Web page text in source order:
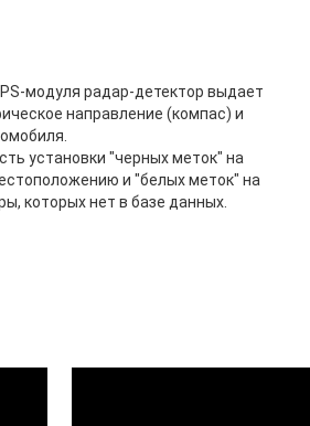
модуля радар-детектор выдает
направление (компас) и
установки "черных меток" на
и "белых меток" на
которых нет в базе данных.